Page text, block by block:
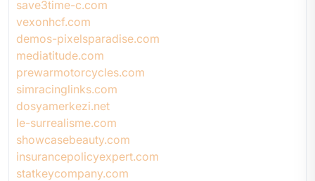
save3time-c.com
vexonhcf.com
demos-pixelsparadise.com
mediatitude.com
prewarmotorcycles.com
simracinglinks.com
dosyamerkezi.net
le-surrealisme.com
showcasebeauty.com
insurancepolicyexpert.com
statkeycompany.com